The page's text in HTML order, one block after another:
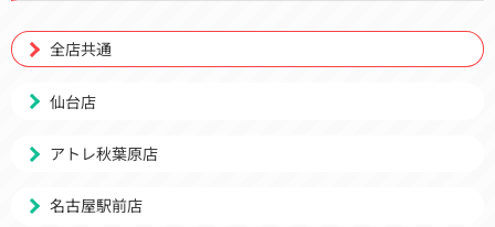
全店共通
仙台店
アトレ秋葉原店
名古屋駅前店